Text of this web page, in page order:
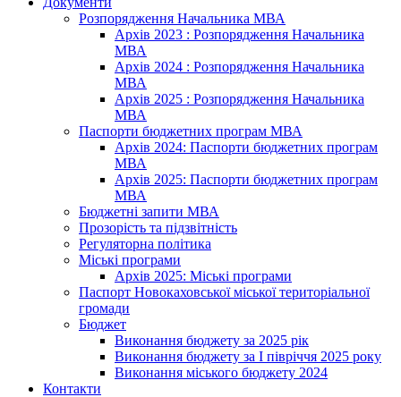
Розпорядження Начальника МВА
Архів 2023 : Розпорядження Начальника
МВА
Архів 2024 : Розпорядження Начальника
МВА
Архів 2025 : Розпорядження Начальника
МВА
Паспорти бюджетних програм МВА
Архів 2024: Паспорти бюджетних програм
МВА
Архів 2025: Паспорти бюджетних програм
МВА
Бюджетні запити МВА
Прозорість та підзвітність
Регуляторна політика
Міські програми
Архів 2025: Міські програми
Паспорт Новокаховської міської територіальної
громади
Бюджет
Виконання бюджету за 2025 рік
Виконання бюджету за І півріччя 2025 року
Виконання міського бюджету 2024
Контакти